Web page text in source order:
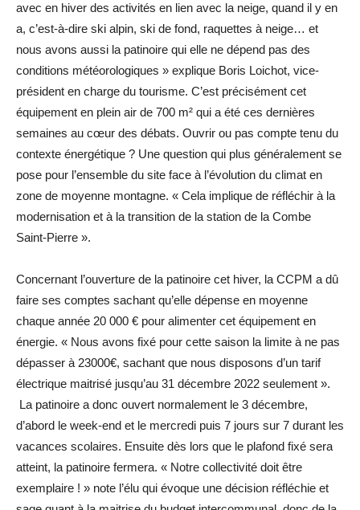
avec en hiver des activités en lien avec la neige, quand il y en
a, c’est-à-dire ski alpin, ski de fond, raquettes à neige… et
nous avons aussi la patinoire qui elle ne dépend pas des
conditions météorologiques » explique Boris Loichot, vice-
président en charge du tourisme. C’est précisément cet
équipement en plein air de 700 m² qui a été ces dernières
semaines au cœur des débats. Ouvrir ou pas compte tenu du
contexte énergétique ? Une question qui plus généralement se
pose pour l’ensemble du site face à l’évolution du climat en
zone de moyenne montagne. « Cela implique de réfléchir à la
modernisation et à la transition de la station de la Combe
Saint-Pierre ».
Concernant l’ouverture de la patinoire cet hiver, la CCPM a dû
faire ses comptes sachant qu’elle dépense en moyenne
chaque année 20 000 € pour alimenter cet équipement en
énergie. « Nous avons fixé pour cette saison la limite à ne pas
dépasser à 23000€, sachant que nous disposons d’un tarif
électrique maitrisé jusqu’au 31 décembre 2022 seulement ».
La patinoire a donc ouvert normalement le 3 décembre,
d’abord le week-end et le mercredi puis 7 jours sur 7 durant les
vacances scolaires. Ensuite dès lors que le plafond fixé sera
atteint, la patinoire fermera. « Notre collectivité doit être
exemplaire ! » note l’élu qui évoque une décision réfléchie et